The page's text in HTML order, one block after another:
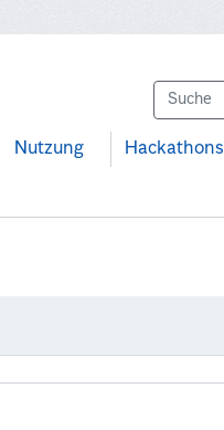
Nutzung Hackathons